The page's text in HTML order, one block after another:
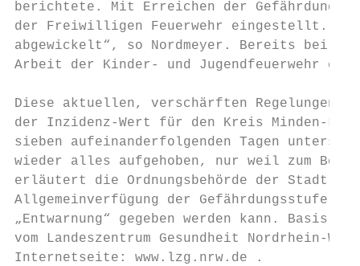
berichtete. Mit Erreichen der
der Freiwilligen Feuerwehr eingestellt.
abgewickelt“, so Nordmeyer. Bereits bei
Arbeit der Kinder- und Jugendfeuerwehr
Diese aktuellen, verschärften Regelungen
der Inzidenz-Wert für den Kreis Minden-
sieben aufeinanderfolgenden Tagen
wieder alles aufgehoben, nur weil zum
erläutert die Ordnungsbehörde der Stadt
Allgemeinverfügung der Gefährdungsstufe 2
„Entwarnung“ gegeben werden kann. Basis
vom Landeszentrum Gesundheit Nordrhein-
Internetseite: www.lzg.nrw.de .